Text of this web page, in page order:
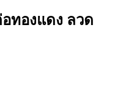
ทองแดง ลวด